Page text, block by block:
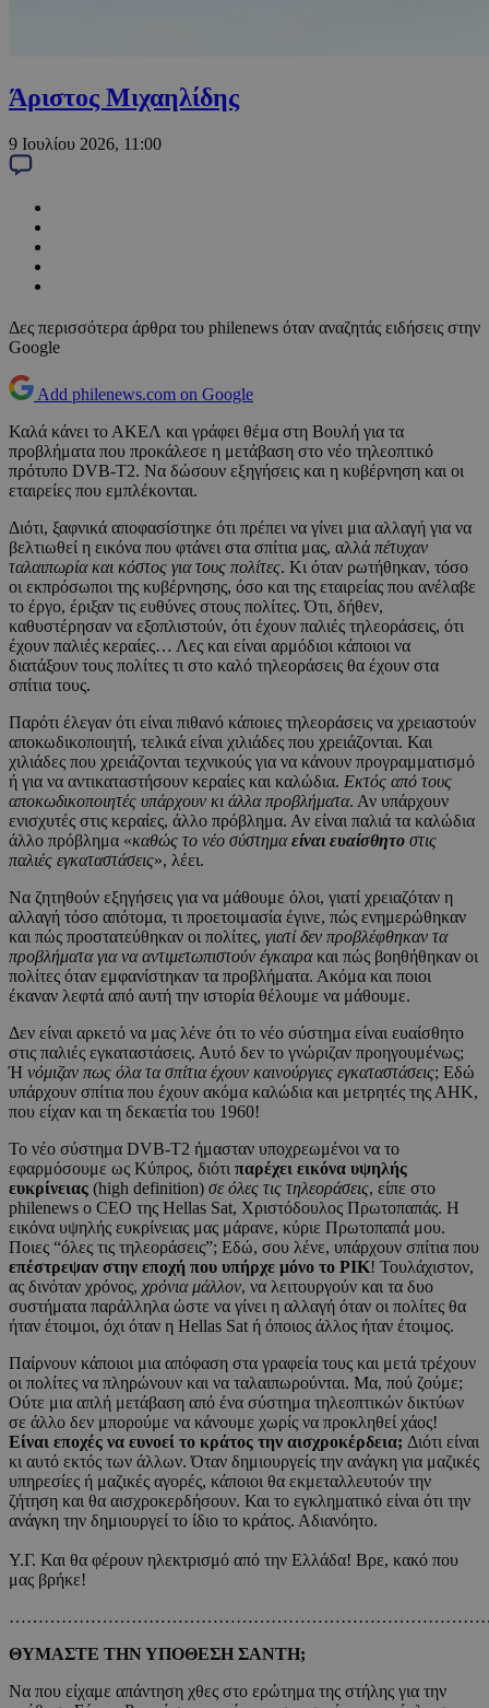
Άριστος Μιχαηλίδης
9 Ιουλίου 2026, 11:00
Δες περισσότερα άρθρα του philenews όταν αναζητάς ειδήσεις στην
Google
Add philenews.com on Google
Καλά κάνει το ΑΚΕΛ και γράφει θέμα στη Βουλή για τα
προβλήματα που προκάλεσε η μετάβαση στο νέο τηλεοπτικό
πρότυπο DVB-T2. Να δώσουν εξηγήσεις και η κυβέρνηση και οι
εταιρείες που εμπλέκονται.
Διότι, ξαφνικά αποφασίστηκε ότι πρέπει να γίνει μια αλλαγή για να
βελτιωθεί η εικόνα που φτάνει στα σπίτια μας, αλλά πέτυχαν
ταλαιπωρία και κόστος για τους πολίτες. Κι όταν ρωτήθηκαν, τόσο
οι εκπρόσωποι της κυβέρνησης, όσο και της εταιρείας που ανέλαβε
το έργο, έριξαν τις ευθύνες στους πολίτες. Ότι, δήθεν,
καθυστέρησαν να εξοπλιστούν, ότι έχουν παλιές τηλεοράσεις, ότι
έχουν παλιές κεραίες… Λες και είναι αρμόδιοι κάποιοι να
διατάξουν τους πολίτες τι στο καλό τηλεοράσεις θα έχουν στα
σπίτια τους.
Παρότι έλεγαν ότι είναι πιθανό κάποιες τηλεοράσεις να χρειαστούν
αποκωδικοποιητή, τελικά είναι χιλιάδες που χρειάζονται. Και
χιλιάδες που χρειάζονται τεχνικούς για να κάνουν προγραμματισμό
ή για να αντικαταστήσουν κεραίες και καλώδια. Εκτός από τους
αποκωδικοποιητές υπάρχουν κι άλλα προβλήματα. Αν υπάρχουν
ενισχυτές στις κεραίες, άλλο πρόβλημα. Αν είναι παλιά τα καλώδια
άλλο πρόβλημα «καθώς το νέο σύστημαείναι ευαίσθητο στις
παλιές εγκαταστάσεις», λέει.
Να ζητηθούν εξηγήσεις για να μάθουμε όλοι, γιατί χρειαζόταν η
αλλαγή τόσο απότομα, τι προετοιμασία έγινε, πώς ενημερώθηκαν
και πώς προστατεύθηκαν οι πολίτες, γιατί δεν προβλέφθηκαν τα
προβλήματα για να αντιμετωπιστούν έγκαιρακαι πώς βοηθήθηκαν οι
πολίτες όταν εμφανίστηκαν τα προβλήματα. Ακόμα και ποιοι
έκαναν λεφτά από αυτή την ιστορία θέλουμε να μάθουμε.
Δεν είναι αρκετό να μας λένε ότι το νέο σύστημα είναι ευαίσθητο
στις παλιές εγκαταστάσεις. Αυτό δεν το γνώριζαν προηγουμένως;
Ή νόμιζαν πως όλα τα σπίτια έχουν καινούργιες εγκαταστάσεις; Εδώ
υπάρχουν σπίτια που έχουν ακόμα καλώδια και μετρητές της ΑΗΚ,
που είχαν και τη δεκαετία του 1960!
Το νέο σύστημα DVB-T2 ήμασταν υποχρεωμένοι να το
εφαρμόσουμε ως Κύπρος, διότι παρέχει εικόνα υψηλής
ευκρίνειας (high definition) σε όλες τις τηλεοράσεις, είπε στο
philenews ο CEO της Hellas Sat, Χριστόδουλος Πρωτοπαπάς. Η
εικόνα υψηλής ευκρίνειας μας μάρανε, κύριε Πρωτοπαπά μου.
Ποιες “όλες τις τηλεοράσεις”; Εδώ, σου λένε, υπάρχουν σπίτια που
επέστρεψαν στην εποχή που υπήρχε μόνο το ΡΙΚ! Τουλάχιστον,
ας δινόταν χρόνος, χρόνια μάλλον, να λειτουργούν και τα δυο
συστήματα παράλληλα ώστε να γίνει η αλλαγή όταν οι πολίτες θα
ήταν έτοιμοι, όχι όταν η Hellas Sat ή όποιος άλλος ήταν έτοιμος.
Παίρνουν κάποιοι μια απόφαση στα γραφεία τους και μετά τρέχουν
οι πολίτες να πληρώνουν και να ταλαιπωρούνται. Μα, πού ζούμε;
Ούτε μια απλή μετάβαση από ένα σύστημα τηλεοπτικών δικτύων
σε άλλο δεν μπορούμε να κάνουμε χωρίς να προκληθεί χάος!
Είναι εποχές να ευνοεί το κράτος την αισχροκέρδεια; Διότι είναι
κι αυτό εκτός των άλλων. Όταν δημιουργείς την ανάγκη για μαζικές
υπηρεσίες ή μαζικές αγορές, κάποιοι θα εκμεταλλευτούν την
ζήτηση και θα αισχροκερδήσουν. Και το εγκληματικό είναι ότι την
ανάγκη την δημιουργεί το ίδιο το κράτος. Αδιανόητο.
Υ.Γ. Και θα φέρουν ηλεκτρισμό από την Ελλάδα! Βρε, κακό που
μας βρήκε!
ΘΥΜΑΣΤΕ ΤΗΝ ΥΠΟΘΕΣΗ ΣΑΝΤΗ;
Να που είχαμε απάντηση χθες στο ερώτημα της στήλης για την